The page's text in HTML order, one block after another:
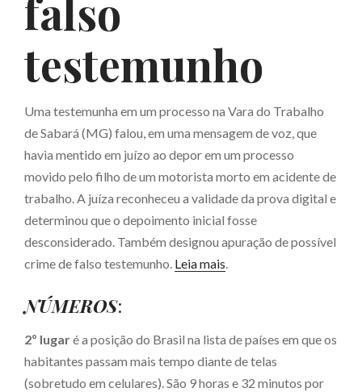
falso
testemunho
Uma testemunha em um processo na Vara do Trabalho
de Sabará (MG) falou, em uma mensagem de voz, que
havia mentido em juízo ao depor em um processo
movido pelo filho de um motorista morto em acidente de
trabalho. A juíza reconheceu a validade da prova digital e
determinou que o depoimento inicial fosse
desconsiderado. Também designou apuração de possível
crime de falso testemunho. Leia mais.
NÚMEROS:
2º lugaré a posição do Brasil na lista de países em que os
habitantes passam mais tempo diante de telas
(sobretudo em celulares). São 9 horas e 32 minutos por